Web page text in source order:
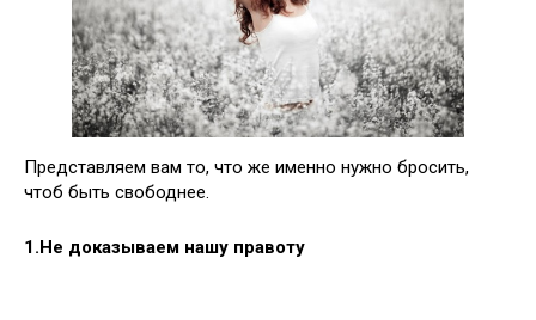
Представляем вам то, что же именно нужно бросить,
чтоб быть свободнее.
1.Не доказываем нашу правоту